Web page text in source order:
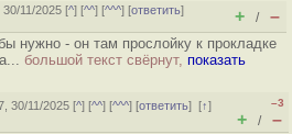
30/11/2025 [^] [^^] [^^^] [ответить]
+ / –
нужно - он там прослойку к прокладке
большой текст свёрнут, показать
30/11/2025 [^] [^^] [^^^] [ответить][↑]
–3
+ / –